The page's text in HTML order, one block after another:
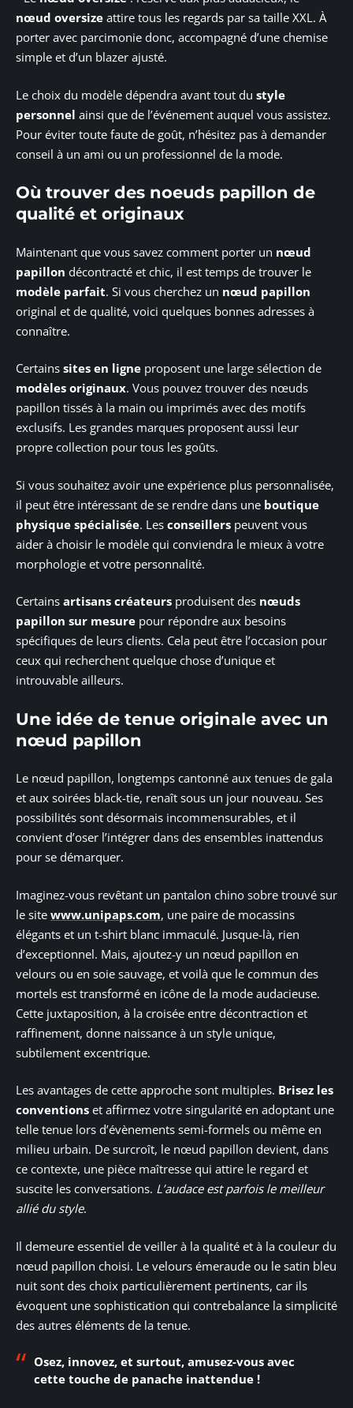
nœud oversize attire tous les regards par sa taille XXL. À
porter avec parcimonie donc, accompagné d’une chemise
simple et d’un blazer ajusté.
Le choix du modèle dépendra avant tout du style
personnel ainsi que de l’événement auquel vous assistez.
Pour éviter toute faute de goût, n’hésitez pas à demander
conseil à un ami ou un professionnel de la mode.
Où trouver des noeuds papillon de
qualité et originaux
Maintenant que vous savez comment porter un nœud
papillon décontracté et chic, il est temps de trouver le
modèle parfait. Si vous cherchez un nœud papillon
original et de qualité, voici quelques bonnes adresses à
connaître.
Certains sites en ligne proposent une large sélection de
modèles originaux. Vous pouvez trouver des nœuds
papillon tissés à la main ou imprimés avec des motifs
exclusifs. Les grandes marques proposent aussi leur
propre collection pour tous les goûts.
Si vous souhaitez avoir une expérience plus personnalisée,
il peut être intéressant de se rendre dans une boutique
physique spécialisée. Les conseillers peuvent vous
aider à choisir le modèle qui conviendra le mieux à votre
morphologie et votre personnalité.
Certains artisans créateurs produisent des nœuds
papillon sur mesure pour répondre aux besoins
spécifiques de leurs clients. Cela peut être l’occasion pour
ceux qui recherchent quelque chose d’unique et
introuvable ailleurs.
Une idée de tenue originale avec un
nœud papillon
Le nœud papillon, longtemps cantonné aux tenues de gala
et aux soirées black-tie, renaît sous un jour nouveau. Ses
possibilités sont désormais incommensurables, et il
convient d’oser l’intégrer dans des ensembles inattendus
pour se démarquer.
Imaginez-vous revêtant un pantalon chino sobre trouvé sur
le site www.unipaps.com, une paire de mocassins
élégants et un t-shirt blanc immaculé. Jusque-là, rien
d’exceptionnel. Mais, ajoutez-y un nœud papillon en
velours ou en soie sauvage, et voilà que le commun des
mortels est transformé en icône de la mode audacieuse.
Cette juxtaposition, à la croisée entre décontraction et
raffinement, donne naissance à un style unique,
subtilement excentrique.
Les avantages de cette approche sont multiples. Brisez les
conventions et affirmez votre singularité en adoptant une
telle tenue lors d’évènements semi-formels ou même en
milieu urbain. De surcroît, le nœud papillon devient, dans
ce contexte, une pièce maîtresse qui attire le regard et
suscite les conversations. L’audace est parfois le meilleur
allié du style.
Il demeure essentiel de veiller à la qualité et à la couleur du
nœud papillon choisi. Le velours émeraude ou le satin bleu
nuit sont des choix particulièrement pertinents, car ils
évoquent une sophistication qui contrebalance la simplicité
des autres éléments de la tenue.
Osez, innovez, et surtout, amusez-vous avec
cette touche de panache inattendue !